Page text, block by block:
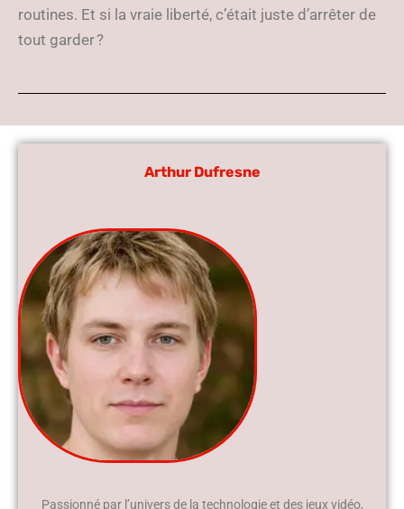
routines. Et si la vraie liberté, c’était juste d’arrêter de
tout garder ?
Arthur Dufresne
Passionné par l’univers de la technologie et des jeux vidéo,